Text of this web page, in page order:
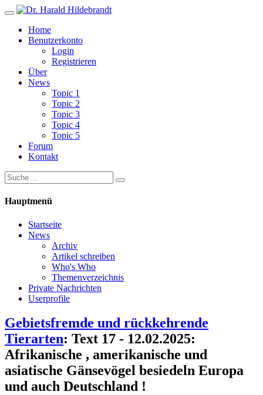
Home
Benutzerkonto
Login
Registrieren
Über
News
Topic 1
Topic 2
Topic 3
Topic 4
Topic 5
Forum
Kontakt
Hauptmenü
Startseite
News
Archiv
Artikel schreiben
Who's Who
Themenverzeichnis
Private Nachrichten
Userprofile
Gebietsfremde und rückkehrende
Tierarten: Text 17 - 12.02.2025:
Afrikanische , amerikanische und
asiatische Gänsevögel besiedeln Europa
und auch Deutschland !